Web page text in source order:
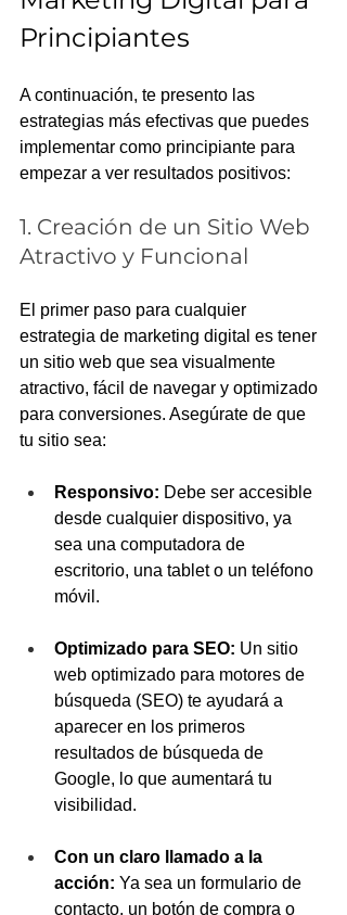
Principiantes
A continuación, te presento las
estrategias más efectivas que puedes
implementar como principiante para
empezar a ver resultados positivos:
1. Creación de un Sitio Web
Atractivo y Funcional
El primer paso para cualquier
estrategia de marketing digital es tener
un sitio web que sea visualmente
atractivo, fácil de navegar y optimizado
para conversiones. Asegúrate de que
tu sitio sea:
Responsivo: Debe ser accesible
desde cualquier dispositivo, ya
sea una computadora de
escritorio, una tablet o un teléfono
móvil.
Optimizado para SEO: Un sitio
web optimizado para motores de
búsqueda (SEO) te ayudará a
aparecer en los primeros
resultados de búsqueda de
Google, lo que aumentará tu
visibilidad.
Con un claro llamado a la
acción: Ya sea un formulario de
contacto, un botón de compra o